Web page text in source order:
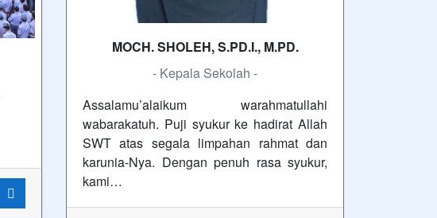
MOCH. SHOLEH, S.PD.I., M.PD.
- Kepala Sekolah -
Assalamu’alaikum warahmatullahi
wabarakatuh. Puji syukur ke hadirat Allah
SWT atas segala limpahan rahmat dan
karunia-Nya. Dengan penuh rasa syukur,
kami…